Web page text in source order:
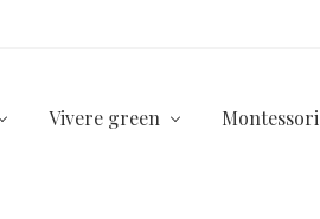
Vivere green Montessori